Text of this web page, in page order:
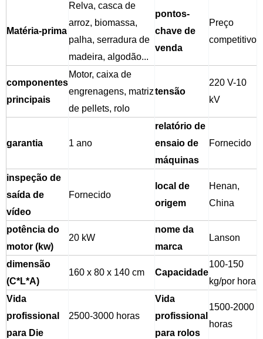
Matéria-prima
Relva, casca de
arroz, biomassa,
palha, serradura de
madeira, algodão...
pontos-
chave de
venda
Preço
competitivo
componentes
principais
Motor, caixa de
engrenagens, matriz
de pellets, rolo
tensão
220 V-10
kV
garantia 1 ano
relatório de
ensaio de
máquinas
Fornecido
inspeção de
saída de
vídeo
Fornecido
local de
origem
Henan,
China
potência do
motor (kw)
20 kW
nome da
marca
Lanson
dimensão
(C*L*A)
160 x 80 x 140 cm Capacidade
100-150
kg/por hora
Vida
profissional
para Die
2500-3000 horas
Vida
profissional
para rolos
1500-2000
horas